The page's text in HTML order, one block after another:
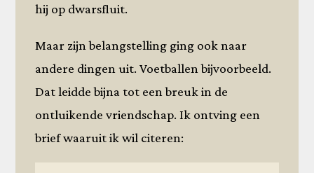
hij op dwarsfluit.
Maar zijn belangstelling ging ook naar
andere dingen uit. Voetballen bijvoorbeeld.
Dat leidde bijna tot een breuk in de
ontluikende vriendschap. Ik ontving een
brief waaruit ik wil citeren: